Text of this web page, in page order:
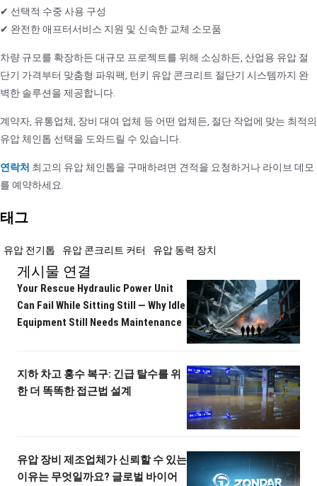
✔ 선택적 수중 사용 구성
✔ 완전한 애프터서비스 지원 및 신속한 교체 소모품
차량 규모를 확장하든 대규모 프로젝트를 위해 소싱하든, 산업용 유압 절
단기 가격부터 맞춤형 파워팩, 턴키 유압 콘크리트 절단기 시스템까지 완
벽한 솔루션을 제공합니다.
계약자, 유통업체, 장비 대여 업체 등 어떤 업체든, 절단 작업에 맞는 최적의
유압 체인톱 선택을 도와드릴 수 있습니다.
연락처 최고의 유압 체인톱을 구매하려면 견적을 요청하거나 라이브 데모
를 예약하세요.
태그
유압 전기톱 유압 콘크리트 커터 유압 동력 장치
게시물 연결
Your Rescue Hydraulic Power Unit
Can Fail While Sitting Still — Why Idle
Equipment Still Needs Maintenance
지하 차고 홍수 복구: 긴급 탈수를 위
한 더 똑똑한 접근법 설계
유압 장비 제조업체가 신뢰할 수 있는
이유는 무엇일까요? 글로벌 바이어